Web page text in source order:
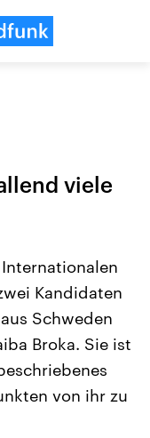
Beiträge,
und
die Vereinigten
mächtigsten Ländern
großem Einfluss auf
viele
Kandidaten
Schweden
Broka. Sie ist
von ihr zu